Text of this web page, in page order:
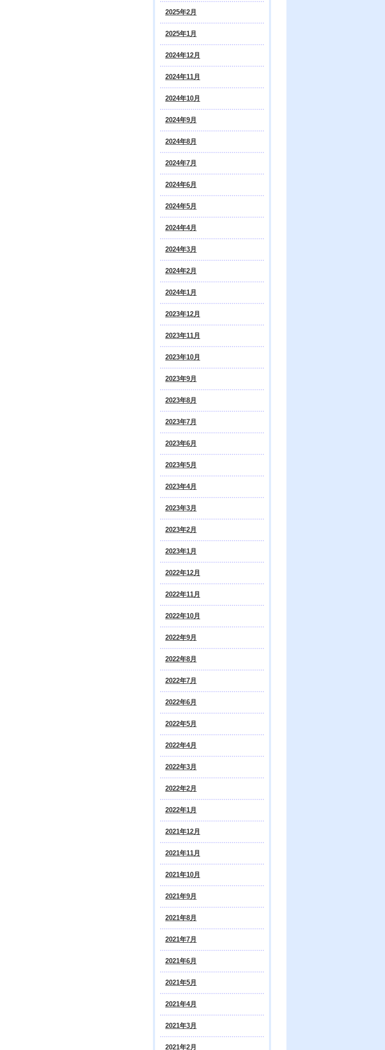
2025年2月
2025年1月
2024年12月
2024年11月
2024年10月
2024年9月
2024年8月
2024年7月
2024年6月
2024年5月
2024年4月
2024年3月
2024年2月
2024年1月
2023年12月
2023年11月
2023年10月
2023年9月
2023年8月
2023年7月
2023年6月
2023年5月
2023年4月
2023年3月
2023年2月
2023年1月
2022年12月
2022年11月
2022年10月
2022年9月
2022年8月
2022年7月
2022年6月
2022年5月
2022年4月
2022年3月
2022年2月
2022年1月
2021年12月
2021年11月
2021年10月
2021年9月
2021年8月
2021年7月
2021年6月
2021年5月
2021年4月
2021年3月
2021年2月